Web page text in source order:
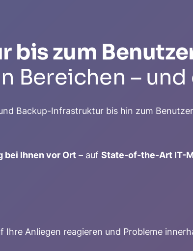
bis zum
Bereichen –
Backup-Infrastruktur bis hin zum
bei Ihnen vor Ort – auf State-of-the-Art IT-
Anliegen reagieren und Probleme